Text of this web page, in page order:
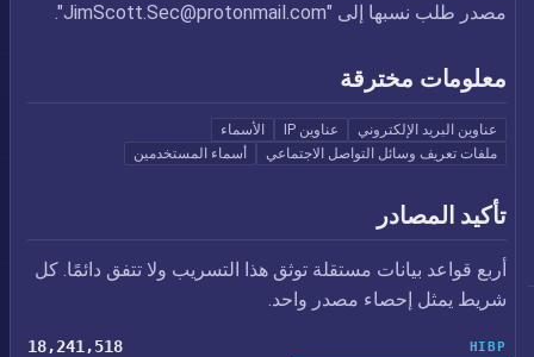
مصدر طلب نسبها إلى " JimScott.Sec@protonmail.com
".
معلومات مخترقة
عناوين البريد الإلكتروني عناوين IP
الأسماء
ملفات تعريف وسائل التواصل الاجتماعي
أسماء المستخدمين
تأكيد المصادر
أربع قواعد بيانات مستقلة توثق هذا التسريب ولا تتفق دائمًا. كل
شريط يمثل إحصاء مصدر واحد.
HIBP
18,241,518